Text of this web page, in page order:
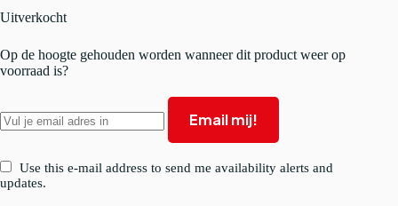
Uitverkocht
Op de hoogte gehouden worden wanneer dit product weer op
voorraad is?
Email mij!
Use this e-mail address to send me availability alerts and
updates.